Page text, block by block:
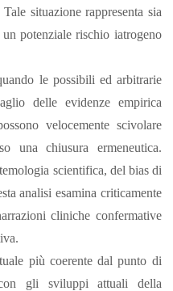
situazione rappresenta sia
potenziale rischio iatrogeno
le possibili ed arbitrarie
delle evidenze empirica
velocemente scivolare
una chiusura ermeneutica.
scientifica, del bias di
analisi esamina criticamente
cliniche confermative
più coerente dal punto di
gli sviluppi attuali della